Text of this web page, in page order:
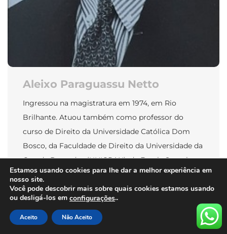
Aleixo Paraguassu Netto
Ingressou na magistratura em 1974, em Rio
Brilhante. Atuou também como professor do
curso de Direito da Universidade Católica Dom
Bosco, da Faculdade de Direito da Universidade da
Grande Dourados (UNIGRAN), da Escola Superior
da Magistratura de MS (ESMAGIS), da Escola de
Polícia do Distrito Federal. Em 1983 foi Secretário
de Estado de Segurança Pública; […]
Estamos usando cookies para lhe dar a melhor experiência em
nosso site.
Você pode descobrir mais sobre quais cookies estamos usando
ou desligá-los em configurações..
Aceito Não Aceito